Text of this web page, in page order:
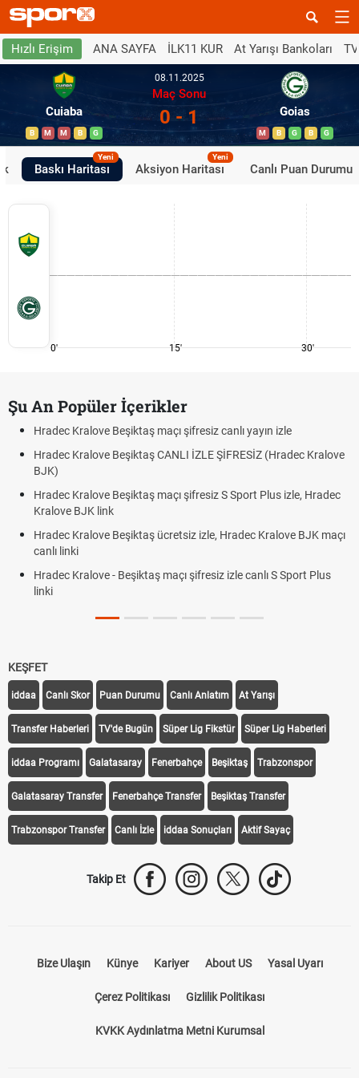
Hızlı Erişim ANA SAYFA İLK11 KUR At Yarışı Bankoları
Cuiaba
B M M B G
08.11.2025
Maç Sonu
0 - 1 Goias
M B G B G
Baskı Haritası
Yeni
Aksiyon Haritası
Yeni
Canlı Puan Durumu
0' 15' 30'
Şu An Popüler İçerikler
Hradec Kralove Beşiktaş maçı şifresiz canlı yayın izle
Hradec Kralove Beşiktaş CANLI İZLE ŞİFRESİZ (Hradec Kralove
BJK)
Hradec Kralove Beşiktaş maçı şifresiz S Sport Plus izle, Hradec
Kralove BJK link
Hradec Kralove Beşiktaş ücretsiz izle, Hradec Kralove BJK maçı
canlı linki
Hradec Kralove - Beşiktaş maçı şifresiz izle canlı S Sport Plus
linki
KEŞFET
iddaa Canlı Skor Puan Durumu Canlı Anlatım At Yarışı
Transfer Haberleri TV'de Bugün Süper Lig Fikstür Süper Lig Haberleri
iddaa Programı Galatasaray Fenerbahçe Beşiktaş Trabzonspor
Galatasaray Transfer Fenerbahçe Transfer Beşiktaş Transfer
Trabzonspor Transfer Canlı İzle iddaa Sonuçları Aktif Sayaç
Takip Et
Bize Ulaşın Künye Kariyer About US Yasal Uyarı
Çerez Politikası Gizlilik Politikası
KVKK Aydınlatma Metni Kurumsal